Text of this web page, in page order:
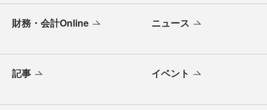
財務・会計Online ニュース
記事 イベント